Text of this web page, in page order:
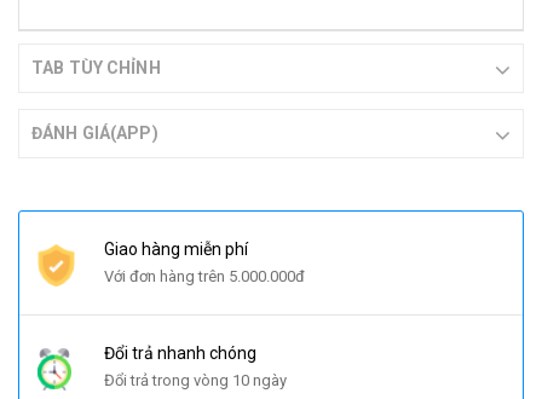
TAB TÙY CHỈNH
ĐÁNH GIÁ(APP)
Giao hàng miễn phí
Với đơn hàng trên 5.000.000đ
Đổi trả nhanh chóng
Đổi trả trong vòng 10 ngày